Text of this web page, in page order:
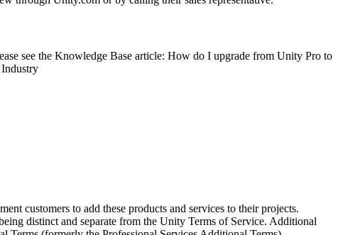
see the Knowledge Base article: How do I upgrade from Unity Pro to
customers to add these products and services to their projects.
distinct and separate from the Unity Terms of Service. Additional